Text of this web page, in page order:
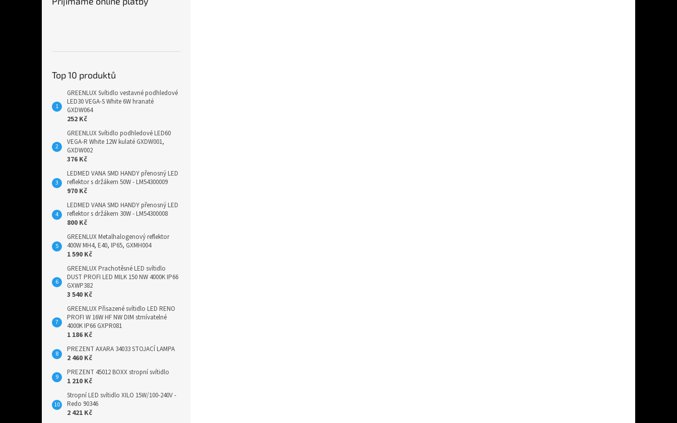
Top 10 produktů
GREENLUX Svítidlo vestavné podhledové
LED30 VEGA-S White 6W hranaté
GXDW064
252 Kč
GREENLUX Svítidlo podhledové LED60
VEGA-R White 12W kulaté GXDW001,
GXDW002
376 Kč
LEDMED VANA SMD HANDY přenosný LED
reflektor s držákem 50W - LM54300009
970 Kč
LEDMED VANA SMD HANDY přenosný LED
reflektor s držákem 30W - LM54300008
800 Kč
GREENLUX Metalhalogenový reflektor
400W MH4, E40, IP65, GXMH004
1 590 Kč
GREENLUX Prachotěsné LED svítidlo
DUST PROFI LED MILK 150 NW 4000K IP66
GXWP382
3 540 Kč
GREENLUX Přisazené svítidlo LED RENO
PROFI W 16W HF NW DIM stmívatelné
4000K IP66 GXPR081
1 186 Kč
PREZENT AXARA 34033 STOJACÍ LAMPA
2 460 Kč
PREZENT 45012 BOXX stropní svítidlo
1 210 Kč
Stropní LED svítidlo XILO 15W/100-240V -
Redo 90346
2 421 Kč